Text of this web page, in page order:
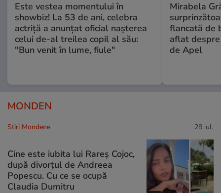
Este vestea momentului în
showbiz! La 53 de ani, celebra
actriță a anunțat oficial nașterea
celui de-al treilea copil al său:
"Bun venit în lume, fiule"
Mirabela
flancată de
aflat
de Apel
MONDEN
Stiri Mondene 28 iul.
Cine este iubita lui Rareș Cojoc,
după divorțul de Andreea
Popescu. Cu ce se ocupă
Claudia Dumitru